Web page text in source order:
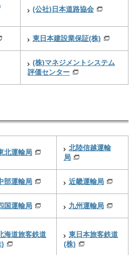
(公社)日本道路協会
東日本建設業保証(株)
(株)マネジメントシステム
評価センター
北運輸局
北陸信越運輸
局
部運輸局 近畿運輸局
国運輸局 九州運輸局
海道旅客鉄道
)
東日本旅客鉄道
(株)